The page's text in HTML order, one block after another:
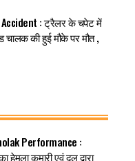
: ट्रैलर के चपेट में
चालक की हुई मौके पर मौत ,
Performance :
हेमला कुमारी एवं दल द्वारा